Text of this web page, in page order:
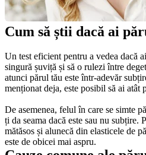
Cum să știi dacă ai
Un test eficient pentru a vedea dacă
singură șuviță și să o rulezi între
atunci părul tău este într-adevăr
menționat deja, este posibil să ai atât
De asemenea, felul în care se simte
ți da seama dacă este sau nu subțire.
mătăsos și alunecă din elasticele de
este de obicei mai aspru.